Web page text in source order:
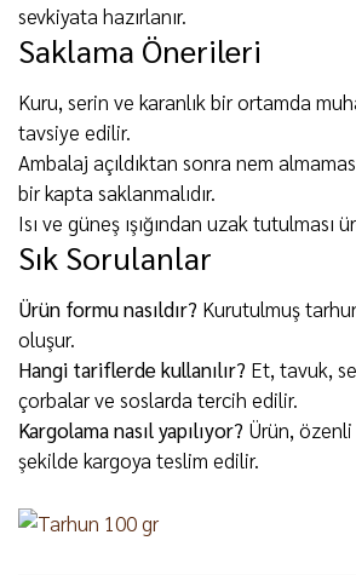
sevkiyata hazırlanır.
Saklama Önerileri
Kuru, serin ve karanlık bir ortamda
tavsiye edilir.
Ambalaj açıldıktan sonra nem
bir kapta saklanmalıdır.
Isı ve güneş ışığından uzak tutulması
Sık Sorulanlar
Ürün formu nasıldır? Kurutulmuş
oluşur.
Hangi tariflerde kullanılır? Et, tavuk,
çorbalar ve soslarda tercih edilir.
Kargolama nasıl yapılıyor? Ürün, özenli
şekilde kargoya teslim edilir.